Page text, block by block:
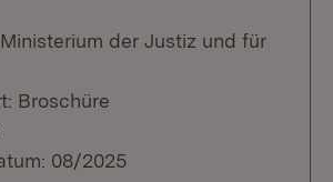
der Justiz und für
Broschüre
08/2025